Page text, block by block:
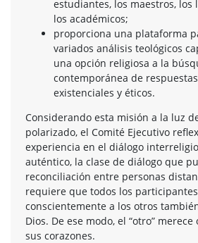
estudiantes, los maestros, los
los académicos;
proporciona una plataforma
variados análisis teológicos
una opción religiosa a la
contemporánea de
existenciales y éticos.
Considerando esta misión a la luz
polarizado, el Comité Ejecutivo
experiencia en el diálogo
auténtico, la clase de diálogo que
reconciliación entre personas
requiere que todos los
conscientemente a los otros
Dios. De ese modo, el “otro”
sus corazones.